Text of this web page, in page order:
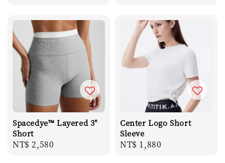
Spacedye™ Layered 3"
Short
Regular
NT$ 2,580
Center Logo Short
Sleeve
Regular
NT$ 1,880